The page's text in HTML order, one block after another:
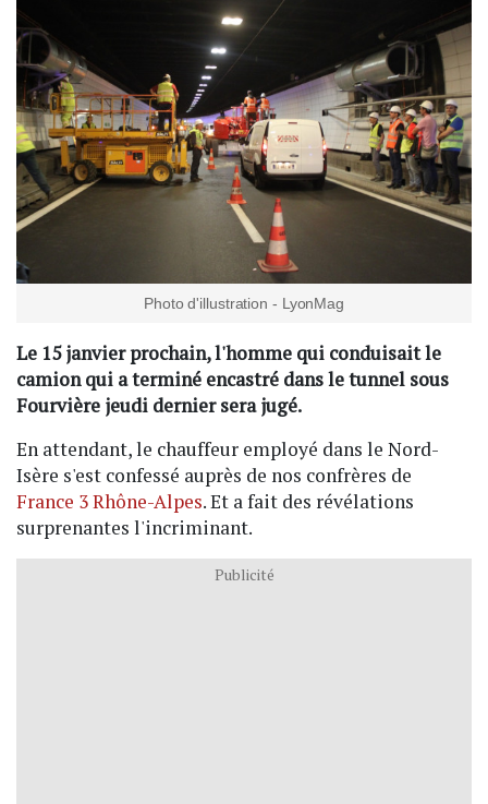
Photo d'illustration - LyonMag
Le 15 janvier prochain, l'homme qui conduisait le
camion qui a terminé encastré dans le tunnel sous
Fourvière jeudi dernier sera jugé.
En attendant, le chauffeur employé dans le Nord-
Isère s'est confessé auprès de nos confrères de
France 3 Rhône-Alpes. Et a fait des révélations
surprenantes l'incriminant.
Publicité